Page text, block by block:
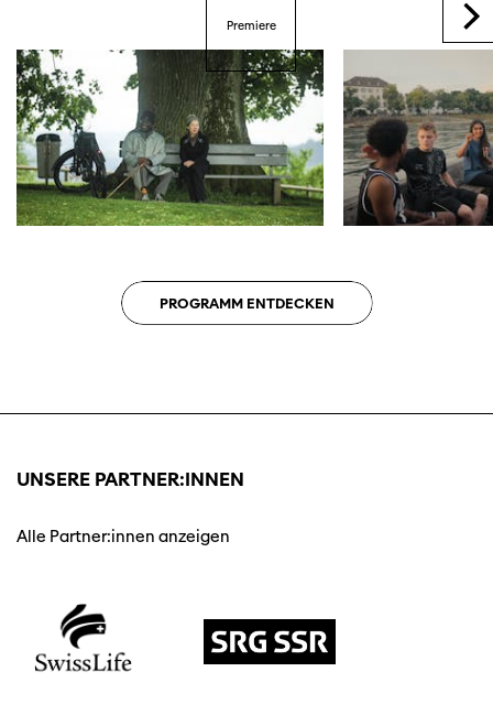
PROGRAMM ENTDECKEN
Premiere
UNSERE PARTNER:INNEN
Alle Partner:innen anzeigen